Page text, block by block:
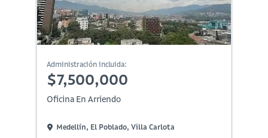
Administración incluida:
$7,500,000
Oficina En Arriendo
Medellín, El Poblado, Villa Carlota